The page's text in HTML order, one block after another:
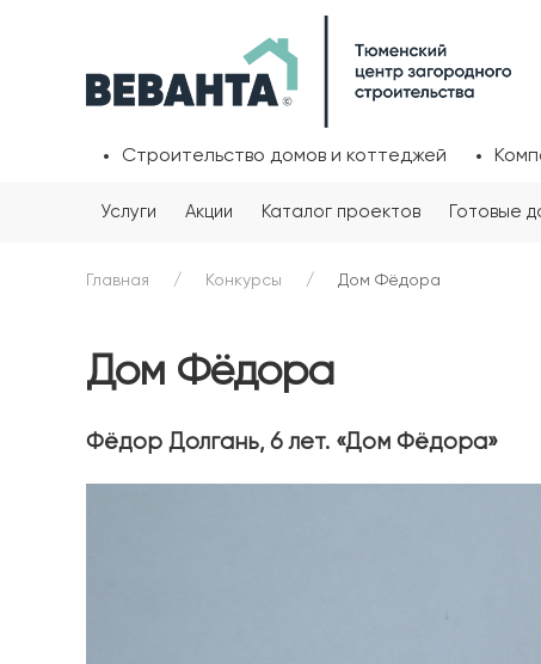
Строительство домов и коттеджей
Услуги Акции Каталог проектов Готовые
Главная Конкурсы Дом Фёдора
Дом Фёдора
Фёдор Долгань, 6 лет. «Дом Фёдора»